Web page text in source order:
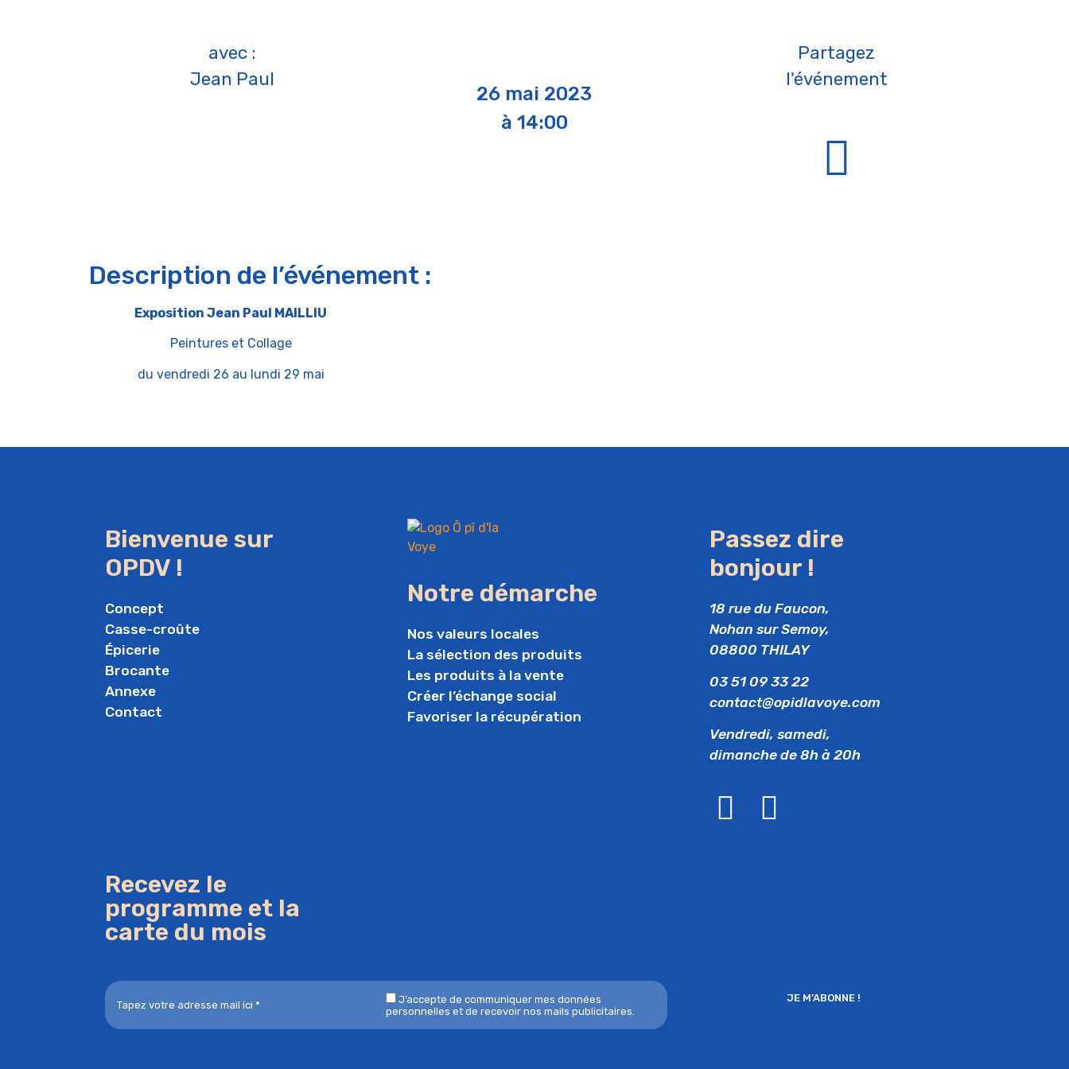
avec :
Jean Paul
26 mai 2023
à 14:00
Partagez
l'événement
Description de l’événement :
Exposition Jean Paul MAILLIU
Peintures et Collage
du vendredi 26 au lundi 29 mai
Bienvenue sur
OPDV !
Concept
Casse-croûte
Épicerie
Brocante
Annexe
Contact
Notre démarche
Nos valeurs locales
La sélection des produits
Les produits à la vente
Créer l’échange social
Favoriser la récupération
Passez dire
bonjour !
18 rue du Faucon,
Nohan sur Semoy,
08800 THILAY
03 51 09 33 22
contact@opidlavoye.com
Vendredi, samedi,
dimanche de 8h à 20h
Recevez le
programme et la
carte du mois
J’accepte de communiquer mes données
personnelles et de recevoir nos mails publicitaires.